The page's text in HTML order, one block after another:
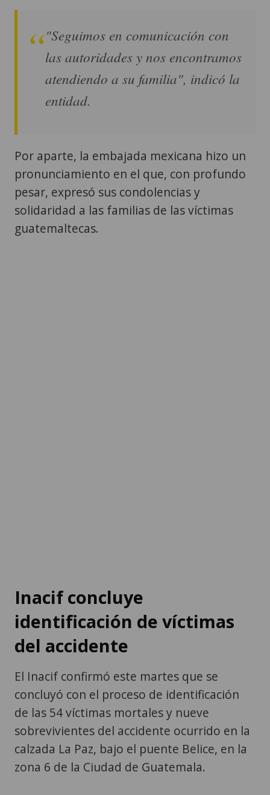
"Seguimos en comunicación con
las autoridades y nos encontramos
atendiendo a su familia", indicó la
entidad.
Por aparte, la embajada mexicana hizo un
pronunciamiento en el que, con profundo
pesar, expresó sus condolencias y
solidaridad a las familias de las víctimas
guatemaltecas.
Inacif concluye
identificación de víctimas
del accidente
El Inacif confirmó este martes que se
concluyó con el proceso de identificación
de las 54 víctimas mortales y nueve
sobrevivientes del accidente ocurrido en la
calzada La Paz, bajo el puente Belice, en la
zona 6 de la Ciudad de Guatemala.